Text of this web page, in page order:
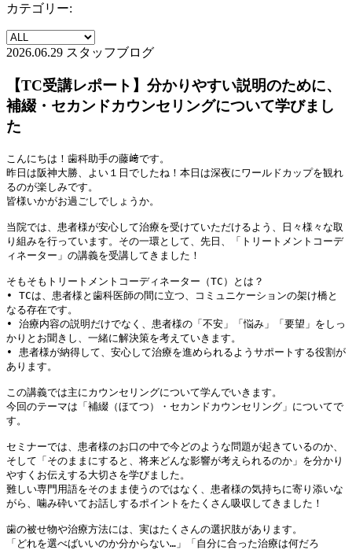
カテゴリー:
2026.06.29 スタッフブログ
【TC受講レポート】分かりやすい説明のために、
補綴・セカンドカウンセリングについて学びまし
た
こんにちは！歯科助手の藤﨑です。
昨日は阪神大勝、よい１日でしたね！本日は深夜にワールドカップを観れ
るのが楽しみです。
皆様いかがお過ごしでしょうか。
当院では、患者様が安心して治療を受けていただけるよう、日々様々な取
り組みを行っています。その一環として、先日、「トリートメントコーデ
ィネーター」の講義を受講してきました！
そもそもトリートメントコーディネーター（TC）とは？
• TCは、患者様と歯科医師の間に立つ、コミュニケーションの架け橋と
なる存在です。
• 治療内容の説明だけでなく、患者様の「不安」「悩み」「要望」をしっ
かりとお聞きし、一緒に解決策を考えていきます。
• 患者様が納得して、安心して治療を進められるようサポートする役割が
あります。
この講義では主にカウンセリングについて学んでいきます。
今回のテーマは「補綴（ほてつ）・セカンドカウンセリング」についてで
す。
セミナーでは、患者様のお口の中で今どのような問題が起きているのか、
そして「そのままにすると、将来どんな影響が考えられるのか」を分かり
やすくお伝えする大切さを学びました。
難しい専門用語をそのまま使うのではなく、患者様の気持ちに寄り添いな
がら、噛み砕いてお話しするポイントをたくさん吸収してきました！
歯の被せ物や治療方法には、実はたくさんの選択肢があります。
「どれを選べばいいのか分からない…」「自分に合った治療は何だろ